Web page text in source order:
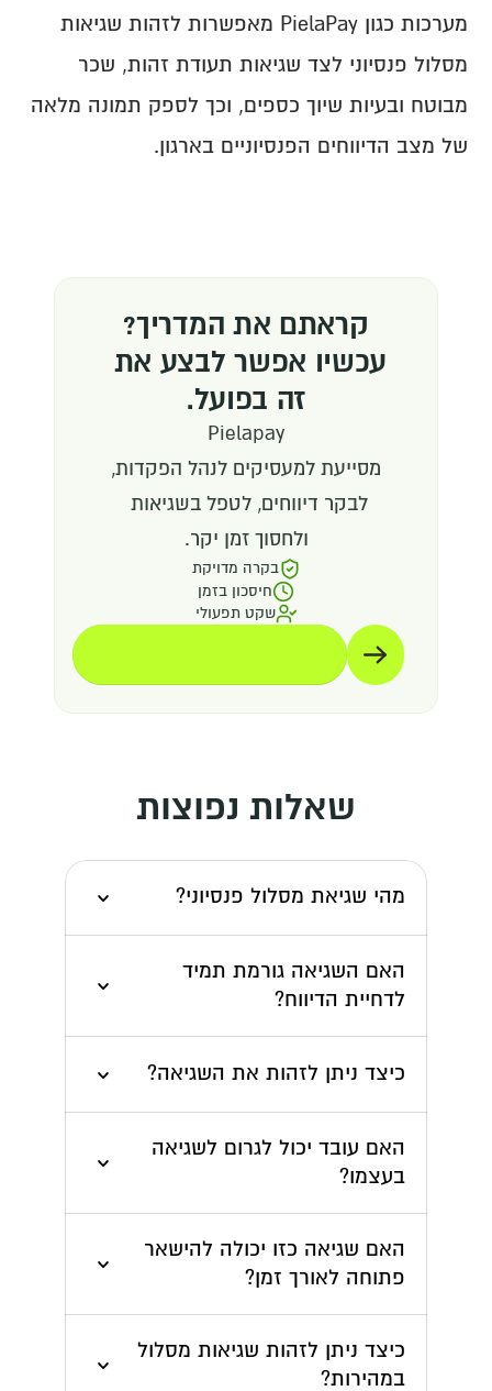
של מצב הדיווחים הפנסיוניים בארגון.
שאלות נפוצות
מהי שגיאת מסלול פנסיוני?
לדחיית הדיווח?
כיצד ניתן לזהות את השגיאה?
בעצמו?
פתוחה לאורך זמן?
במהירות?
קראתם את המדריך?
זה בפועל.
מסייעת למעסיקים לנהל הפקדות,
Pielapay
ולחסוך זמן יקר.
בקרה מדויקת
חיסכון בזמן
שקט תפעולי
תיאום הדגמה